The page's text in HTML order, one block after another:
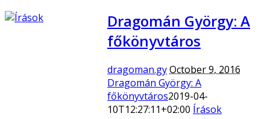
Dragomán György: A
főkönyvtáros
dragoman.gyOctober 9, 2016
Dragomán György: A
főkönyvtáros2019-04-
10T12:27:11+02:00 Írások